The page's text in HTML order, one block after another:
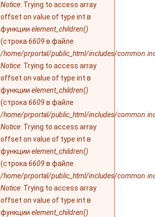
Notice: Trying to access array
offset on value of type int в
функции element_children()
(строка 6609 в файле
/home/prportal/public_html/includes/
Notice: Trying to access array
offset on value of type int в
функции element_children()
(строка 6609 в файле
/home/prportal/public_html/includes/
Notice: Trying to access array
offset on value of type int в
функции element_children()
(строка 6609 в файле
/home/prportal/public_html/includes/
Notice: Trying to access array
offset on value of type int в
функции element_children()